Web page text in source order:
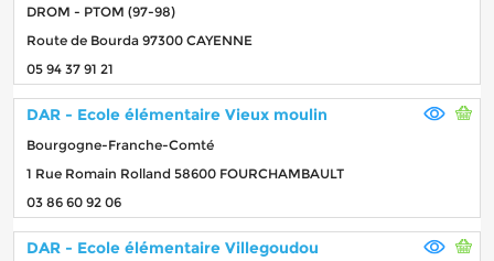
DROM - PTOM (97-98)
Route de Bourda 97300 CAYENNE
05 94 37 91 21
DAR - Ecole élémentaire Vieux moulin
Bourgogne-Franche-Comté
1 Rue Romain Rolland 58600 FOURCHAMBAULT
03 86 60 92 06
DAR - Ecole élémentaire Villegoudou